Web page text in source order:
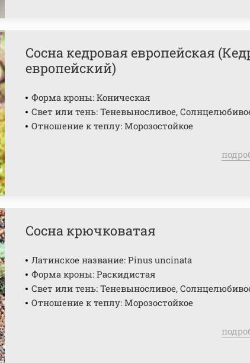
Сосна кедровая европейская
европейский)
Форма кроны: Коническая
Свет или тень: Теневыносливое,
Отношение к теплу: Морозостойкое
Сосна крючковатая
Латинское название: Pinus uncinata
Форма кроны: Раскидистая
Свет или тень: Теневыносливое,
Отношение к теплу: Морозостойкое